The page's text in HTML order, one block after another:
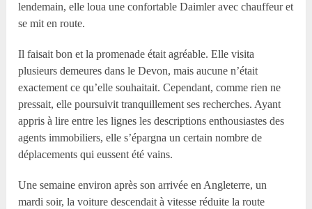
lendemain, elle loua une confortable Daimler avec chauffeur et
se mit en route.
Il faisait bon et la promenade était agréable. Elle visita
plusieurs demeures dans le Devon, mais aucune n’était
exactement ce qu’elle souhaitait. Cependant, comme rien ne
pressait, elle poursuivit tranquillement ses recherches. Ayant
appris à lire entre les lignes les descriptions enthousiastes des
agents immobiliers, elle s’épargna un certain nombre de
déplacements qui eussent été vains.
Une semaine environ après son arrivée en Angleterre, un
mardi soir, la voiture descendait à vitesse réduite la route